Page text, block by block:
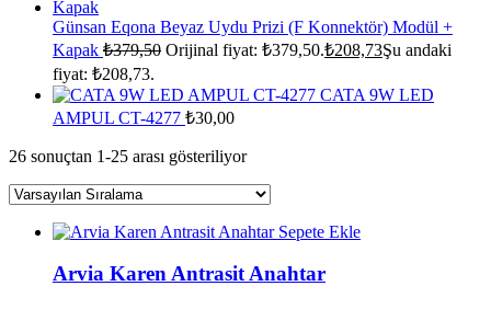
Günsan Eqona Beyaz Uydu Prizi (F Konnektör) Modül +
Kapak ₺379,50 Orijinal fiyat: ₺379,50.₺208,73Şu andaki
fiyat: ₺208,73.
CATA 9W LED
AMPUL CT-4277 ₺30,00
26 sonuçtan 1-25 arası gösteriliyor
Sepete Ekle
Arvia Karen Antrasit Anahtar